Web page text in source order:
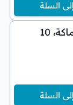
السلة
ديا ماستر العاجي ورنيش سماكة، 10
السلة